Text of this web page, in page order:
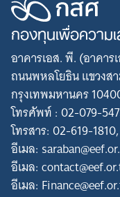
Search
for:
กองทุนเพื่อความ
อาคารเอส. พี. (อาคาร
ถนนพหลโยธิน แขวงส
กรุงเทพมหานคร
โทรศัพท์ : 02-079-
โทรสาร: 02-619-
อีเมล:
อีเมล:
อีเมล: